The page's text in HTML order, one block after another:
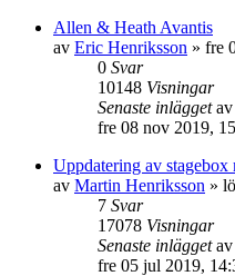
Allen & Heath Avantis
av Eric Henriksson » fre
0 Svar
10148 Visningar
Senaste inläggetav
fre 08 nov 2019,
Uppdatering av stagebox
av Martin Henriksson »
7 Svar
17078 Visningar
Senaste inläggetav
fre 05 jul 2019,